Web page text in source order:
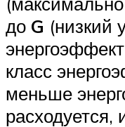
до G (низкий
класс
меньше
расходуется,